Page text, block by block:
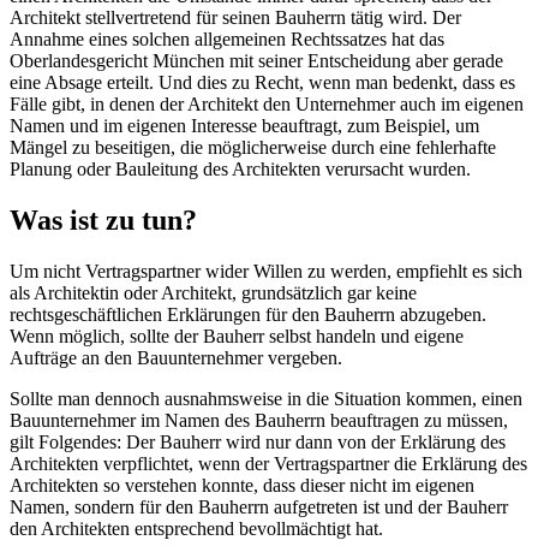
Architekt stellvertretend für seinen Bauherrn tätig wird. Der
Annahme eines solchen allgemeinen Rechtssatzes hat das
Oberlandesgericht München mit seiner Entscheidung aber gerade
eine Absage erteilt. Und dies zu Recht, wenn man bedenkt, dass es
Fälle gibt, in denen der Architekt den Unternehmer auch im eigenen
Namen und im eigenen Interesse beauftragt, zum Beispiel, um
Mängel zu beseitigen, die möglicherweise durch eine fehlerhafte
Planung oder Bauleitung des Architekten verursacht wurden.
Was ist zu tun?
Um nicht Vertragspartner wider Willen zu werden, empfiehlt es sich
als Architektin oder Architekt, grundsätzlich gar keine
rechtsgeschäftlichen Erklärungen für den Bauherrn abzugeben.
Wenn möglich, sollte der Bauherr selbst handeln und eigene
Aufträge an den Bauunternehmer vergeben.
Sollte man dennoch ausnahmsweise in die Situation kommen, einen
Bauunternehmer im Namen des Bauherrn beauftragen zu müssen,
gilt Folgendes: Der Bauherr wird nur dann von der Erklärung des
Architekten verpflichtet, wenn der Vertragspartner die Erklärung des
Architekten so verstehen konnte, dass dieser nicht im eigenen
Namen, sondern für den Bauherrn aufgetreten ist und der Bauherr
den Architekten entsprechend bevollmächtigt hat.